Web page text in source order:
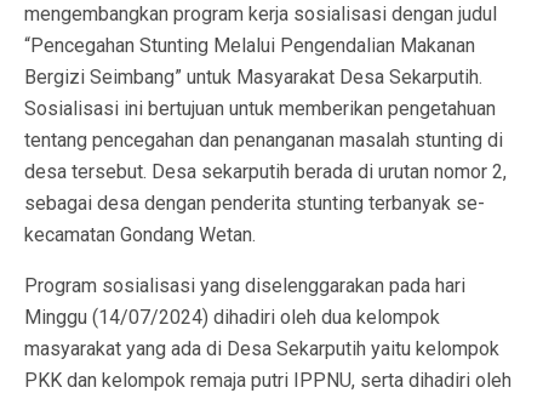
mengembangkan program kerja sosialisasi dengan judul
“Pencegahan Stunting Melalui Pengendalian Makanan
Bergizi Seimbang” untuk Masyarakat Desa Sekarputih.
Sosialisasi ini bertujuan untuk memberikan pengetahuan
tentang pencegahan dan penanganan masalah stunting di
desa tersebut. Desa sekarputih berada di urutan nomor 2,
sebagai desa dengan penderita stunting terbanyak se-
kecamatan Gondang Wetan.
Program sosialisasi yang diselenggarakan pada hari
Minggu (14/07/2024) dihadiri oleh dua kelompok
masyarakat yang ada di Desa Sekarputih yaitu kelompok
PKK dan kelompok remaja putri IPPNU, serta dihadiri oleh